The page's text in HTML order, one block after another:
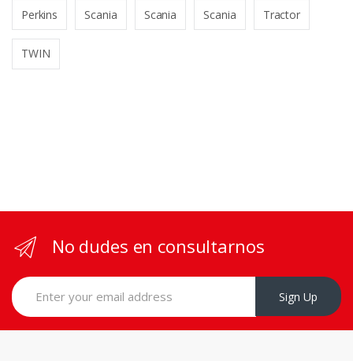
Perkins Scania Scania Scania Tractor
TWIN
No dudes en consultarnos
Sign Up